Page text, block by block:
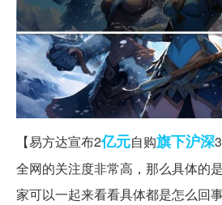
【易方达宣布2亿元自购旗下沪深
全网的关注度非常高，那么具体的
家可以一起来看看具体都是怎么回